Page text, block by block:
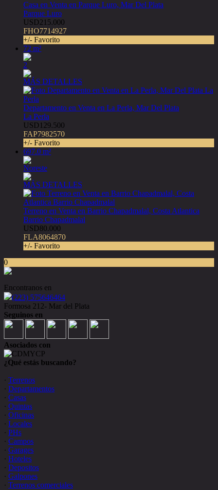
Casa en Venta en Parque Luro, Mar Del Plata
Parque Luro
USD215.000
FHO7714927
+/- Favorito
72 m²
2
MÁS DETALLES
Departamento en Venta en La Perla, Mar Del Plata
La Perla
USD129.500
FAP7982570
+/- Favorito
697.0 m²
Noreste
MÁS DETALLES
Terreno en Venta en Barrio Chapadmalal, Costa Atlantica
Barrio Chapadmalal
USD80.000
FLA8064870
+/- Favorito
0
Encontranos en
(223) 575646464
Formosa 212- Mar del Plata
Seguinos en
Asociados con
¿Qué estás buscando?
· Terrenos
· Departamentos
· Casas
· Quintas
· Oficinas
· Locales
· PHs
· Campos
· Garages
· Hoteles
· Depositos
· Galpones
· Terrenos comerciales